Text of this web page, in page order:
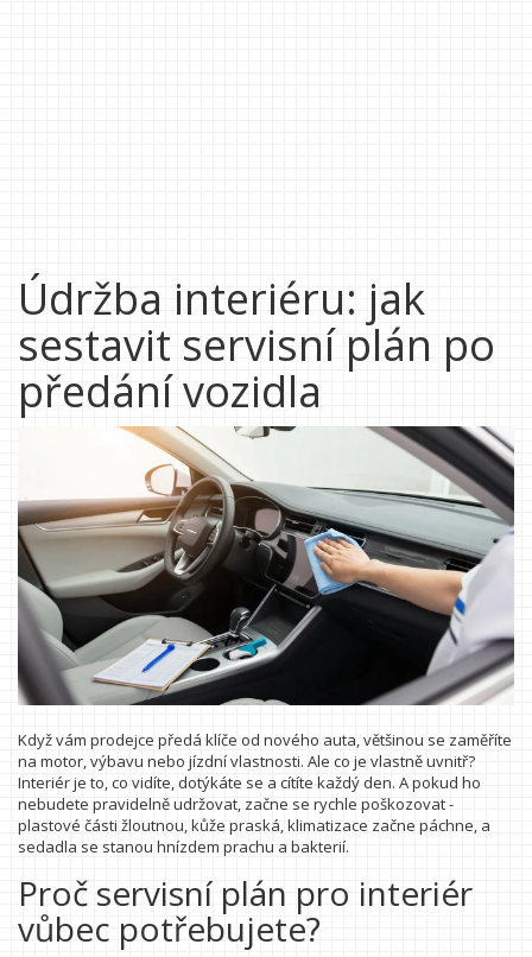
Údržba interiéru: jak
sestavit servisní plán po
předání vozidla
Když vám prodejce předá klíče od nového auta, většinou se zaměříte
na motor, výbavu nebo jízdní vlastnosti. Ale co je vlastně uvnitř?
Interiér je to, co vidíte, dotýkáte se a cítíte každý den. A pokud ho
nebudete pravidelně udržovat, začne se rychle poškozovat -
plastové části žloutnou, kůže praská, klimatizace začne páchne, a
sedadla se stanou hnízdem prachu a bakterií.
Proč servisní plán pro interiér
vůbec potřebujete?